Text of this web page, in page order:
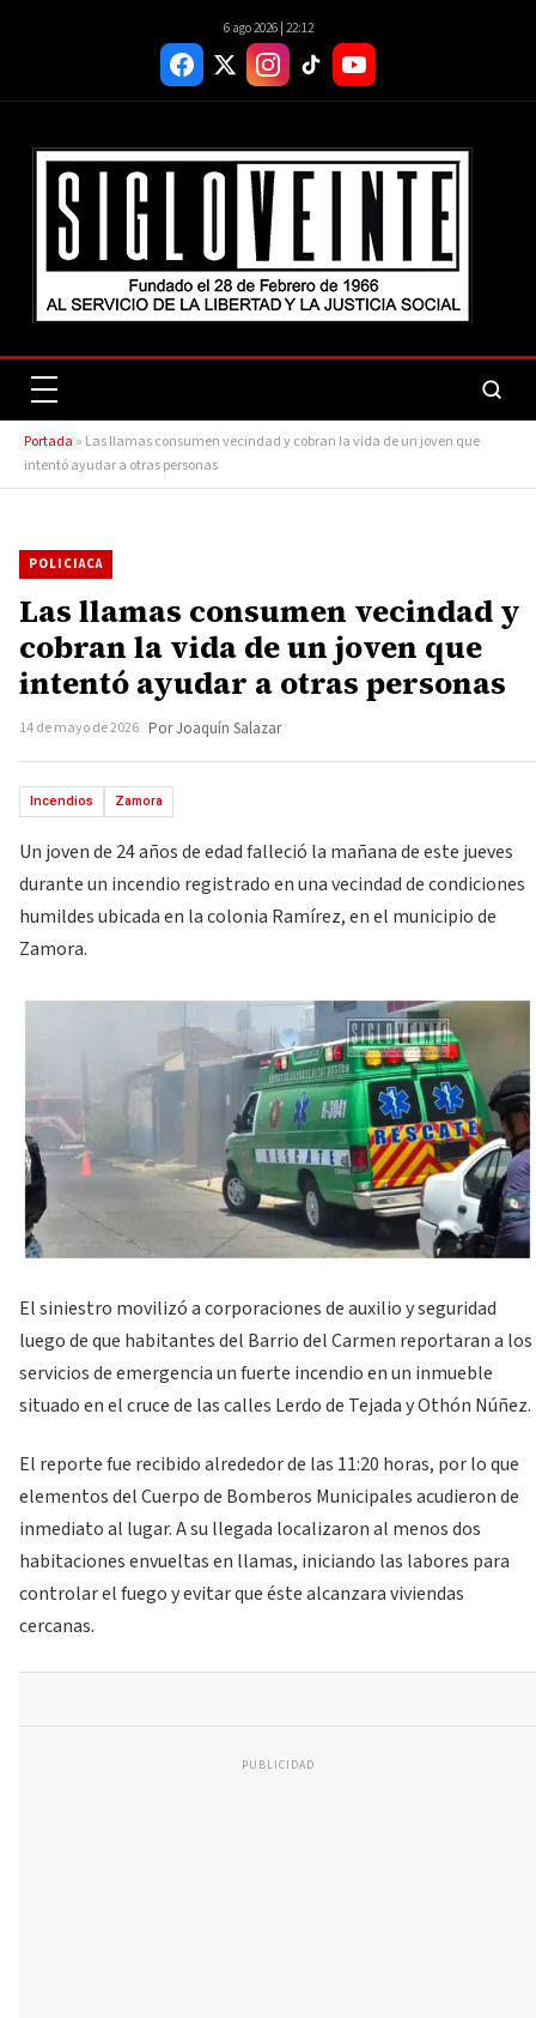
6 ago 2026 | 22:12
Portada » Las llamas consumen vecindad y cobran la vida de un joven que
intentó ayudar a otras personas
POLICIACA
Las llamas consumen vecindad y
cobran la vida de un joven que
intentó ayudar a otras personas
14 de mayo de 2026 Por Joaquín Salazar
Incendios Zamora
Un joven de 24 años de edad falleció la mañana de este jueves
durante un incendio registrado en una vecindad de condiciones
humildes ubicada en la colonia Ramírez, en el municipio de
Zamora.
El siniestro movilizó a corporaciones de auxilio y seguridad
luego de que habitantes del Barrio del Carmen reportaran a los
servicios de emergencia un fuerte incendio en un inmueble
situado en el cruce de las calles Lerdo de Tejada y Othón Núñez.
El reporte fue recibido alrededor de las 11:20 horas, por lo que
elementos del Cuerpo de Bomberos Municipales acudieron de
inmediato al lugar. A su llegada localizaron al menos dos
habitaciones envueltas en llamas, iniciando las labores para
controlar el fuego y evitar que éste alcanzara viviendas
cercanas.
PUBLICIDAD